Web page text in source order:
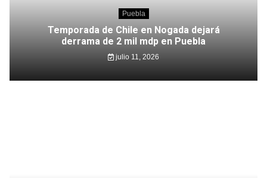
Puebla
Temporada de Chile en Nogada dejará
derrama de 2 mil mdp en Puebla
julio 11, 2026